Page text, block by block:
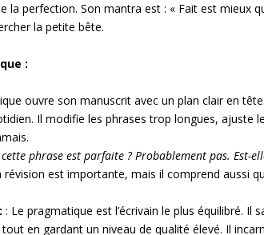
la perfection. Son mantra est : « Fait est mieux
la petite bête.
:
ouvre son manuscrit avec un plan clair en
Il modifie les phrases trop longues, ajuste
cette phrase est parfaite ? Probablement pas. Est-
révision est importante, mais il comprend aussi
: Le pragmatique est l’écrivain le plus équilibré. Il
en gardant un niveau de qualité élevé. Il